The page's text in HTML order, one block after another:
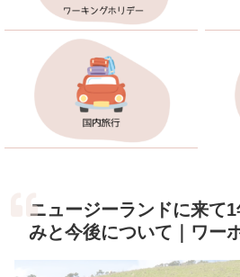
ニュージーランドに来て
みと今後について｜ワー